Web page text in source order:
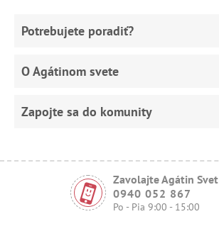
Potrebujete poradiť?
O Agátinom svete
Zapojte sa do komunity
Zavolajte Agátin Svet
0940 052 867
Po - Pia 9:00 - 15:00